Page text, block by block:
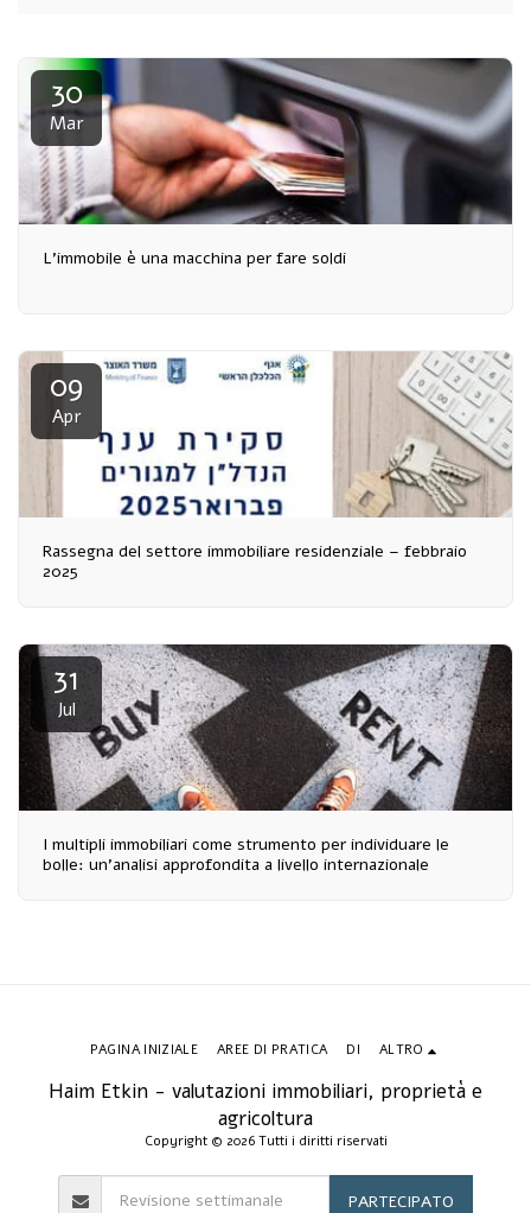
30
Mar
L'immobile è una macchina per fare soldi
09
Apr
Rassegna del settore immobiliare residenziale – febbraio
2025
31
Jul
I multipli immobiliari come strumento per individuare le
bolle: un'analisi approfondita a livello internazionale
Haim Etkin - valutazioni immobiliari, proprietà e
agricoltura
Copyright © 2026 Tutti i diritti riservati
PAGINA INIZIALE AREE DI PRATICA DI ALTRO
PARTECIPATO